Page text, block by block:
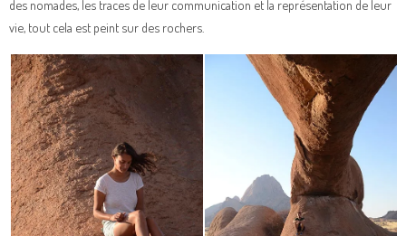
des nomades, les traces de leur communication et la représentation de leur
vie, tout cela est peint sur des rochers.